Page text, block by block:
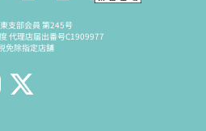
支部会員 第245号
代理店届出番号C1909977
免除指定店舗